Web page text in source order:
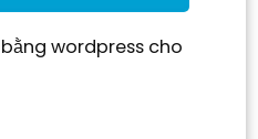
wordpress cho